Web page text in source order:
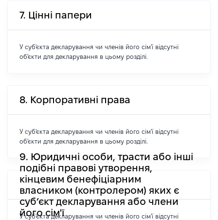
7. Цінні папери
У суб'єкта декларування чи членів його сім'ї відсутні
об'єкти для декларування в цьому розділі.
8. Корпоративні права
У суб'єкта декларування чи членів його сім'ї відсутні
об'єкти для декларування в цьому розділі.
9. Юридичні особи, трасти або інші
подібні правові утворення,
кінцевим бенефіціарним
власником (контролером) яких є
суб’єкт декларування або члени
його сім'ї
У суб'єкта декларування чи членів його сім'ї відсутні